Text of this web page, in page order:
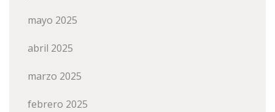
mayo 2025
abril 2025
marzo 2025
febrero 2025